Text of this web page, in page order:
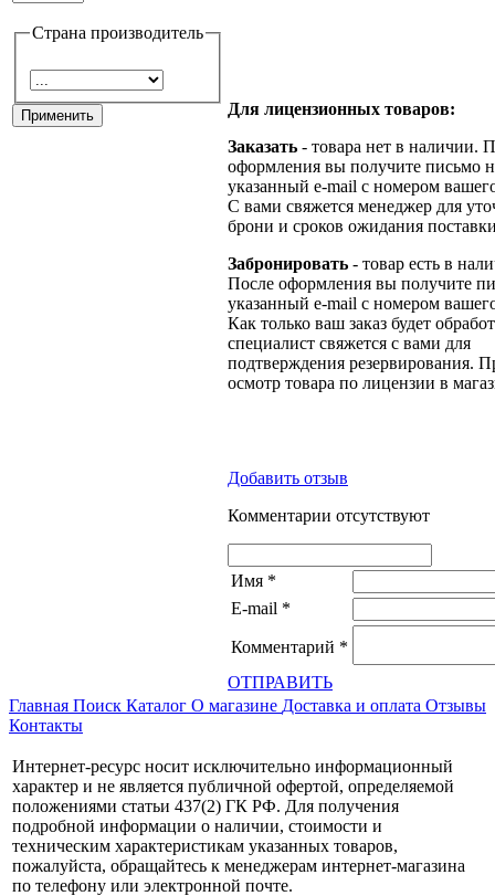
Страна производитель
Для лицензионных товаров:
Заказать - товара нет в наличии.
оформления вы получите письмо
указанный e-mail с номером
С вами свяжется менеджер для
брони и сроков ожидания
Забронировать - товар есть в
После оформления вы получите
указанный e-mail с номером
Как только ваш заказ будет
специалист свяжется с вами для
подтверждения резервирования.
осмотр товара по лицензии в
Добавить отзыв
Комментарии отсутствуют
Имя *
E-mail *
Комментарий *
ОТПРАВИТЬ
Главная Поиск Каталог О магазине Доставка и оплата Отзывы
Контакты
Интернет-ресурс носит исключительно информационный
характер и не является публичной офертой, определяемой
положениями статьи 437(2) ГК РФ. Для получения
подробной информации о наличии, стоимости и
техническим характеристикам указанных товаров,
пожалуйста, обращайтесь к менеджерам интернет-магазина
по телефону или электронной почте.